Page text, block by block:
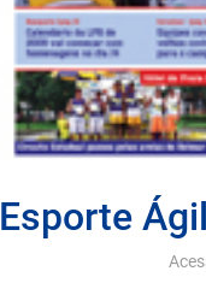
Esporte